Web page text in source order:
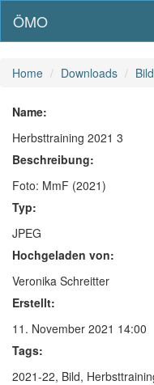
ÖMO
Home Downloads
Name:
Herbsttraining 2021 3
Beschreibung:
Foto: MmF (2021)
Typ:
JPEG
Hochgeladen von:
Veronika Schreitter
Erstellt:
11. November 2021 14:00
Tags:
2021-22, Bild,